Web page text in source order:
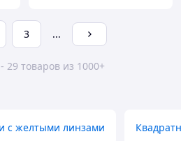
3 ...
29 товаров из 1000+
с желтыми линзами